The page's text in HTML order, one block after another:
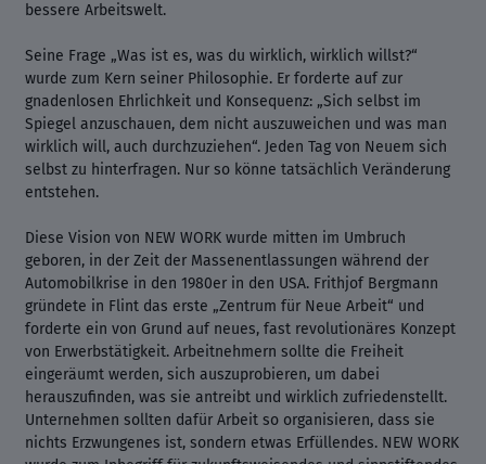
bessere Arbeitswelt.
Seine Frage „Was ist es, was du wirklich, wirklich willst?“
wurde zum Kern seiner Philosophie. Er forderte auf zur
gnadenlosen Ehrlichkeit und Konsequenz: „Sich selbst im
Spiegel anzuschauen, dem nicht auszuweichen und was man
wirklich will, auch durchzuziehen“. Jeden Tag von Neuem sich
selbst zu hinterfragen. Nur so könne tatsächlich Veränderung
entstehen.
Diese Vision von NEW WORK wurde mitten im Umbruch
geboren, in der Zeit der Massenentlassungen während der
Automobilkrise in den 1980er in den USA. Frithjof Bergmann
gründete in Flint das erste „Zentrum für Neue Arbeit“ und
forderte ein von Grund auf neues, fast revolutionäres Konzept
von Erwerbstätigkeit. Arbeitnehmern sollte die Freiheit
eingeräumt werden, sich auszuprobieren, um dabei
herauszufinden, was sie antreibt und wirklich zufriedenstellt.
Unternehmen sollten dafür Arbeit so organisieren, dass sie
nichts Erzwungenes ist, sondern etwas Erfüllendes. NEW WORK